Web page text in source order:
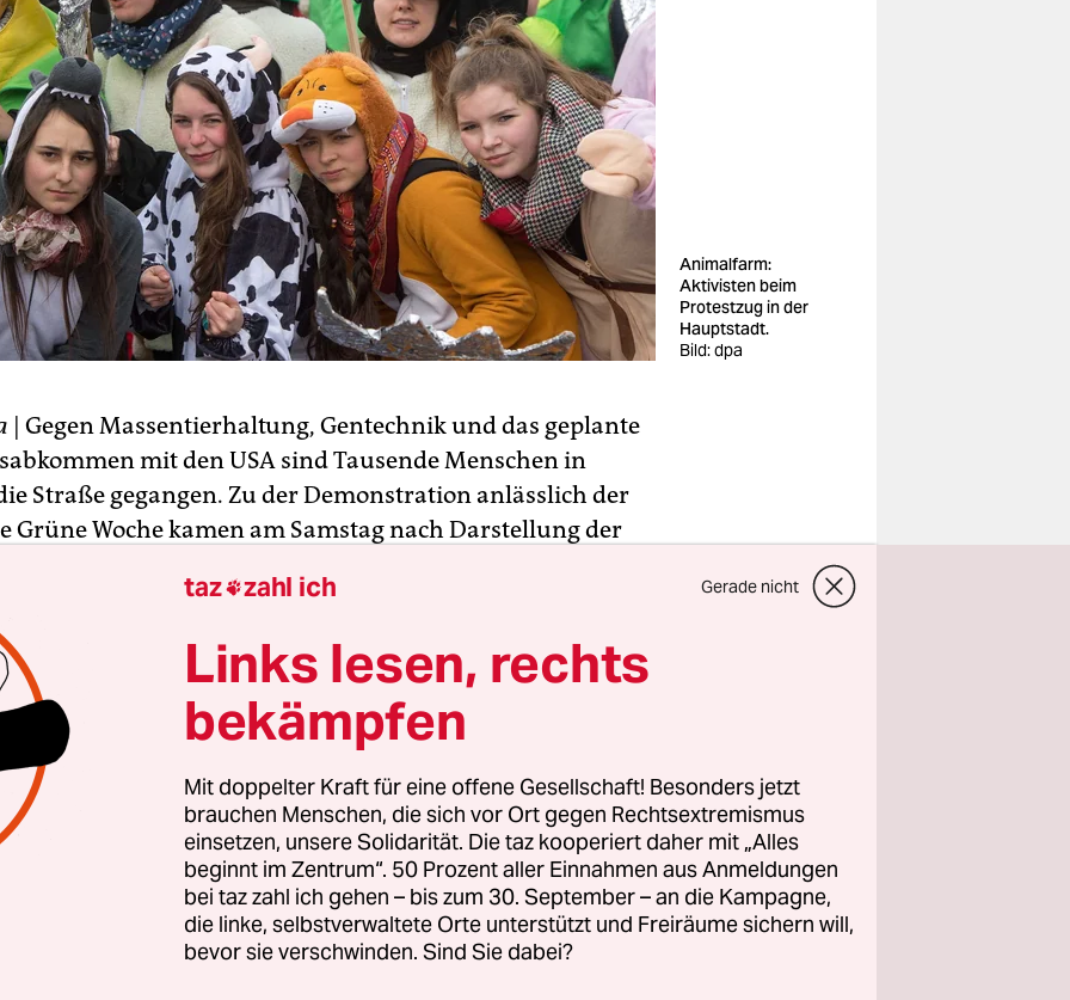
Animalfarm:
Aktivisten beim
Protestzug in der
Hauptstadt.
Bild: dpa
| Gegen Massentierhaltung, Gentechnik und das geplante
mit den USA sind Tausende Menschen in
Straße gegangen. Zu der Demonstration anlässlich der
Grüne Woche kamen am Samstag nach Darstellung der
mit mehreren Traktoren hatten 80 Verbände, darunter
, sowie Tier- und Umweltschutz-
Auch Grüne und SPD verlangten ein Eindämmen des
in den Ställen. Während der Grünen Woche
Experten und Agrarminister über die
und eine stärkere Nutzung nachwachsender Rohstoffe.
Christian Schmidt (CSU) sagte am
auf der Demonstration würden Themen
bei denen man sich fragen müsse, ob etwas zu ändern
Motto „Wir haben es satt“ werde aber die Mehrheit der
taz zahl ich Gerade nicht
Links lesen, rechts
bekämpfen
Mit doppelter Kraft für eine offene Gesellschaft! Besonders jetzt
brauchen Menschen, die sich vor Ort gegen Rechtsextremismus
einsetzen, unsere Solidarität. Die taz kooperiert daher mit „Alles
beginnt im Zentrum“. 50 Prozent aller Einnahmen aus Anmeldungen
bei taz zahl ich gehen – bis zum 30. September – an die Kampagne,
die linke, selbstverwaltete Orte unterstützt und Freiräume sichern will,
bevor sie verschwinden. Sind Sie dabei?